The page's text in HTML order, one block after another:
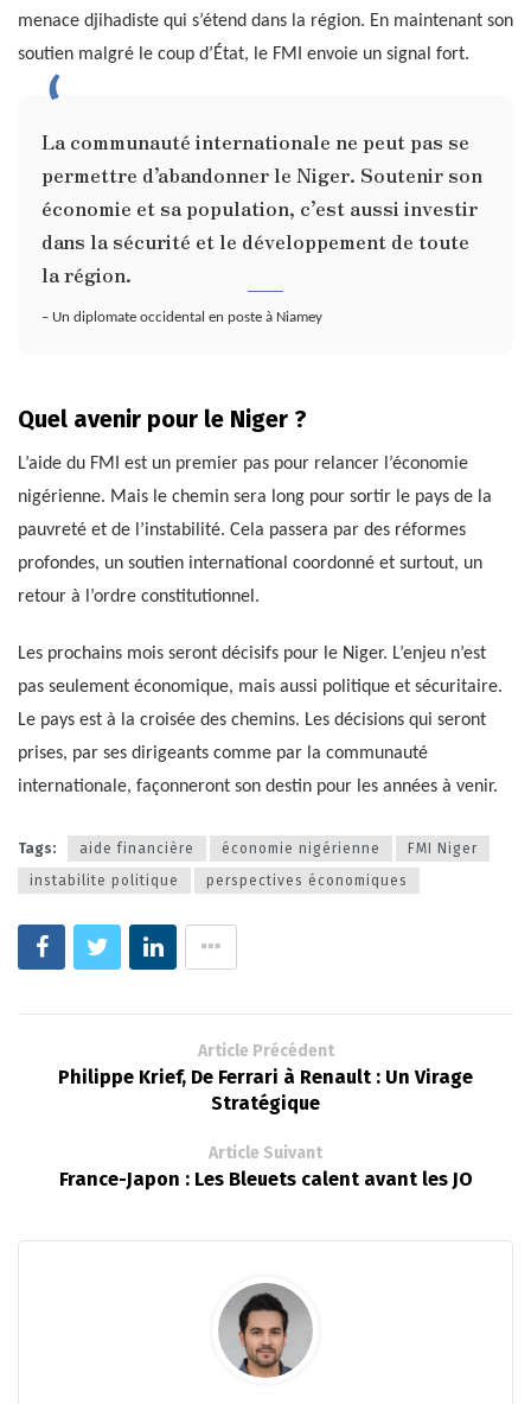
menace djihadiste qui s’étend dans la région. En maintenant son
soutien malgré le coup d’État, le FMI envoie un signal fort.
La communauté internationale ne peut pas se
permettre d’abandonner le Niger. Soutenir son
économie et sa population, c’est aussi investir
dans la sécurité et le développement de toute
la région.
– Un diplomate occidental en poste à Niamey
Quel avenir pour le Niger ?
L’aide du FMI est un premier pas pour relancer l’économie
nigérienne. Mais le chemin sera long pour sortir le pays de la
pauvreté et de l’instabilité. Cela passera par des réformes
profondes, un soutien international coordonné et surtout, un
retour à l’ordre constitutionnel.
Les prochains mois seront décisifs pour le Niger. L’enjeu n’est
pas seulement économique, mais aussi politique et sécuritaire.
Le pays est à la croisée des chemins. Les décisions qui seront
prises, par ses dirigeants comme par la communauté
internationale, façonneront son destin pour les années à venir.
Tags: aide financière économie nigérienne
FMI Niger
instabilite politique
perspectives économiques
Article Précédent
Philippe Krief, De Ferrari à Renault : Un Virage
Stratégique
Article Suivant
France-Japon : Les Bleuets calent avant les JO